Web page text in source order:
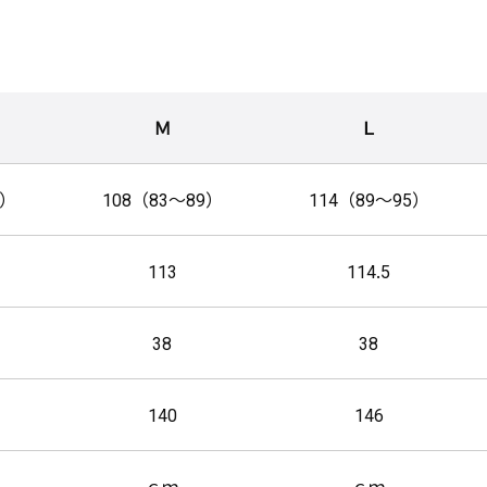
Ｍ Ｌ
108（83～89） 114（89～95）
113 114.5
38 38
140 146